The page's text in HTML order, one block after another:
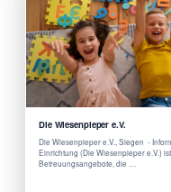
Die Wiesenpieper e.V.
Die Wiesenpieper e.V., Siegen -
Einrichtung (Die Wiesenpieper e.V.)
Betreuungsangebote, die …